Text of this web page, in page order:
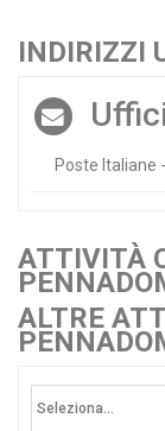
INDIRIZZI
Poste Italiane
ATTIVITÀ
ALTRE